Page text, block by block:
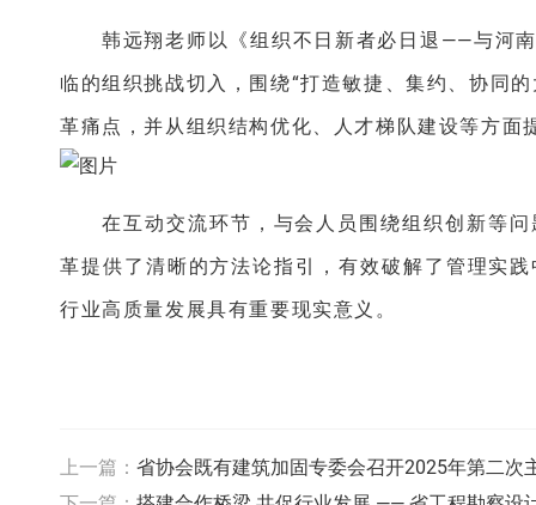
韩远翔老师以《组织不日新者必日退——与河
临的组织挑战切入，围绕“打造敏捷、集约、协同
革痛点，并从组织结构优化、人才梯队建设等方面
在互动交流环节，与会人员围绕组织创新等
革提供了清晰的方法论指引，有效破解了管理实
行业高质量发展具有重要现实意义。
上一篇： 省协会既有建筑加固专委会召开2025年第二次